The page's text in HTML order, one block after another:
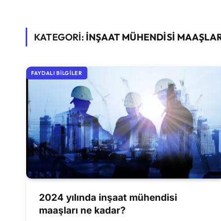
KATEGORİ: INŞAAT MÜHENDISI
FAYDALI BILGILER
2024 yılında inşaat mühendisi
maaşları ne kadar?